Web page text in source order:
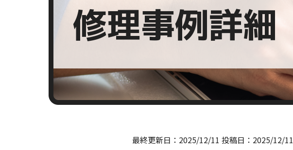
修理事例詳細
最終更新日： 2025/12/11 投稿日： 2025/12/11